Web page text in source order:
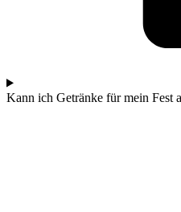
Kann ich Getränke für mein Fest